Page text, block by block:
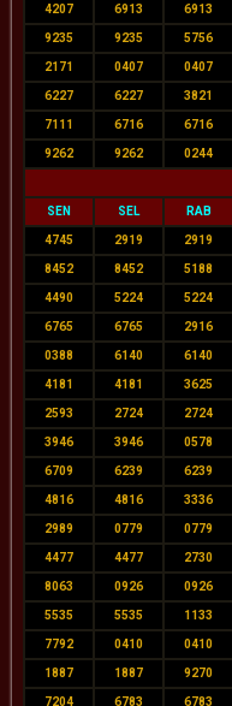
4207 6913 6913
9235 9235 5756
2171 0407 0407
6227 6227 3821
7111 6716 6716
9262 9262 0244
SEN SEL RAB
4745 2919 2919
8452 8452 5188
4490 5224 5224
6765 6765 2916
0388 6140 6140
4181 4181 3625
2593 2724 2724
3946 3946 0578
6709 6239 6239
4816 4816 3336
2989 0779 0779
4477 4477 2730
8063 0926 0926
5535 5535 1133
7792 0410 0410
1887 1887 9270
7204 6783 6783